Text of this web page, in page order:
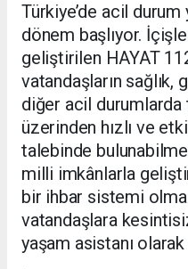
Türkiye’de acil
dönem başlıyor.
geliştirilen HAYAT
vatandaşların sağlık,
diğer acil
üzerinden hızlı ve
talebinde
milli imkânlarla
bir ihbar sistemi
vatandaşlara
yaşam asistanı olarak